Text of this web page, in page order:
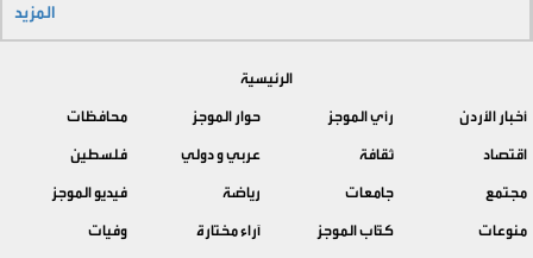
المزيد
الرئيسية
أخبار الأردن
رأي الموجز حوار الموجز
محافظات
اقتصاد
ثقافة عربي و دولي
فلسطين
مجتمع
جامعات رياضة
فيديو الموجز
منوعات
كتّاب الموجز آراء مختارة
وفيات